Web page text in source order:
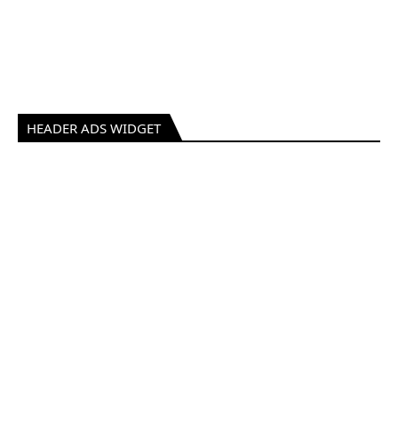
HEADER ADS WIDGET